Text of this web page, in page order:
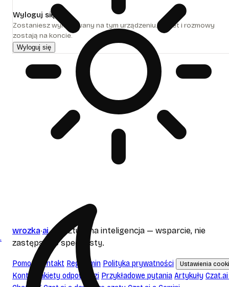
Wyloguj się
Zostaniesz wylogowany na tym urządzeniu. Pakiet i rozmowy
zostają na koncie.
Wyloguj się
wrozka ai to sztuczna inteligencja — wsparcie, nie
zastępstwo specjalisty.
Pomoc Kontakt Regulamin Polityka prywatności Ustawienia
Konto Pakiety odpowiedzi Przykładowe pytania Artykuły